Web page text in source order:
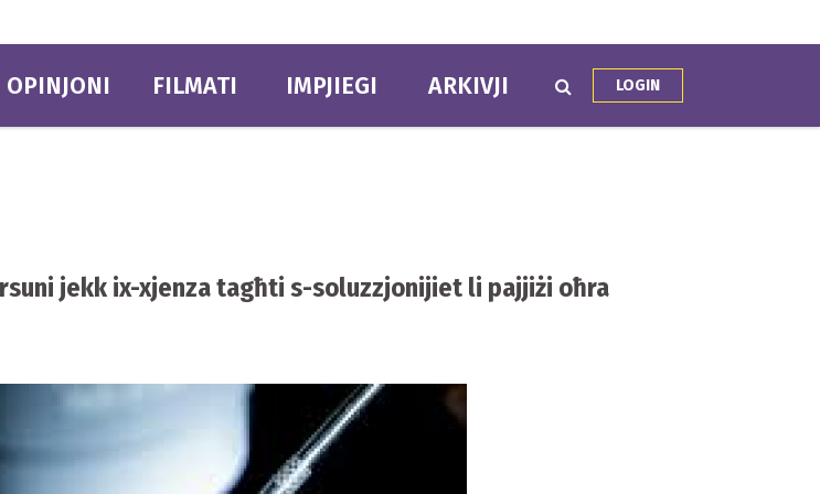
OPINJONI FILMATI IMPJIEGI ARKIVJI LOGIN
jekk ix-xjenza tagħti s-soluzzjonijiet li pajjiżi oħra